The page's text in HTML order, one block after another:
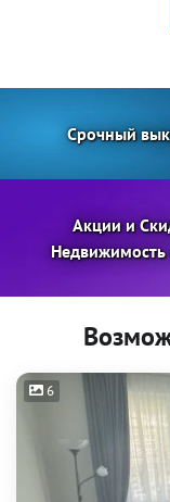
Срочный
Акции и
Недвижимость
6